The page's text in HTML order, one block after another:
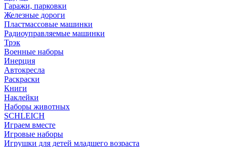
Гаражи, парковки
Железные дороги
Пластмассовые машинки
Радиоуправляемые машинки
Трэк
Военные наборы
Инерция
Автокресла
Раскраски
Книги
Наклейки
Наборы животных
SCHLEICH
Играем вместе
Игровые наборы
Игрушки для детей младшего возраста